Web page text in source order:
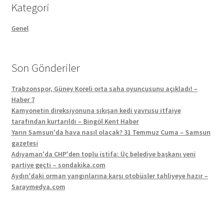
Kategori
Genel
Son Gönderiler
Trabzonspor, Güney Koreli orta saha oyuncusunu açıkladı! –
Haber 7
Kamyonetin direksiyonuna sıkışan kedi yavrusu itfaiye
tarafından kurtarıldı – Bingöl Kent Haber
Yarın Samsun'da hava nasıl olacak? 31 Temmuz Cuma – Samsun
gazetesi
Adıyaman'da CHP'den toplu istifa: Üç belediye başkanı yeni
partiye geçti – sondakika.com
Aydın'daki orman yangınlarına karşı otobüsler tahliyeye hazır –
Saraymedya.com